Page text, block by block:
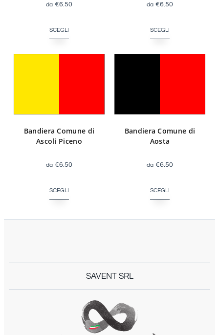
€6.50
SCEGLI
€6.50
SCEGLI
Bandiera Comune di
Ascoli Piceno
€6.50
SCEGLI
Bandiera Comune di
Aosta
€6.50
SCEGLI
SAVENT SRL